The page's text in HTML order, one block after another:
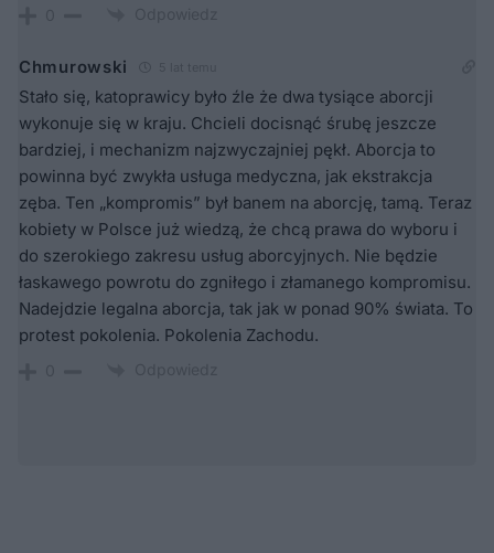
Chmurowski
Stało się, katoprawicy było źle że dwa tysiące aborcji
wykonuje się w kraju. Chcieli docisnąć śrubę jeszcze
bardziej, i mechanizm najzwyczajniej pękł. Aborcja to
powinna być zwykła usługa medyczna, jak ekstrakcja
zęba. Ten „kompromis” był banem na aborcję, tamą. Teraz
kobiety w Polsce już wiedzą, że chcą prawa do wyboru i
do szerokiego zakresu usług aborcyjnych. Nie będzie
łaskawego powrotu do zgniłego i złamanego kompromisu.
Nadejdzie legalna aborcja, tak jak w ponad 90% świata. To
protest pokolenia. Pokolenia Zachodu.